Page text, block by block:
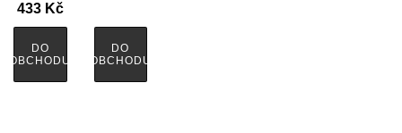
433 Kč
DO
OBCHODU
DO
OBCHODU